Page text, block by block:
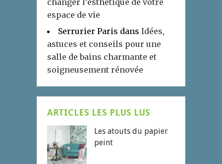
espace de vie
Serrurier Paris dans Idées,
astuces et conseils pour une
salle de bains charmante et
soigneusement rénovée
ARTICLES LES PLUS LUS
Les atouts du papier
peint